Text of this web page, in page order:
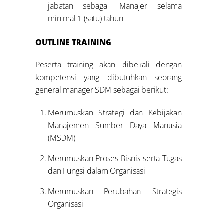
jabatan sebagai Manajer selama
minimal 1 (satu) tahun.
OUTLINE TRAINING
Peserta training akan dibekali dengan
kompetensi yang dibutuhkan seorang
general manager SDM sebagai berikut:
Merumuskan Strategi dan Kebijakan
Manajemen Sumber Daya Manusia
(MSDM)
Merumuskan Proses Bisnis serta Tugas
dan Fungsi dalam Organisasi
Merumuskan Perubahan Strategis
Organisasi